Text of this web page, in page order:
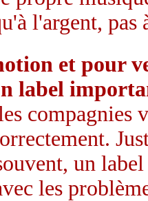
l'argent, pas
et pour
label
compagnies
un
les